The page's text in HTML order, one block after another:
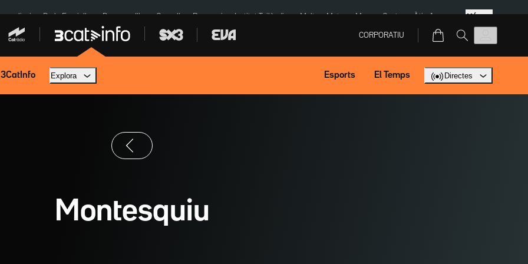
eclipsi De la Espriella Dos anys Illa Granollers Paraguai Institut Tailàndia Multa a Meta Menors Ceuta Àtic Ayuso Més
CORPORATIU
3CatInfo Explora Esports El Temps Directes
Montesquiu